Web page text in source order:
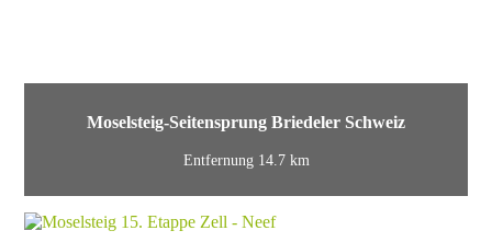
Moselsteig-Seitensprung Briedeler Schweiz
Entfernung 14.7 km